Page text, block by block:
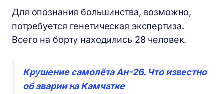
Для опознания большинства, возможно,
потребуется генетическая экспертиза.
Всего на борту находились 28 человек.
Крушение самолёта Ан-26. Что известно
об аварии на Камчатке